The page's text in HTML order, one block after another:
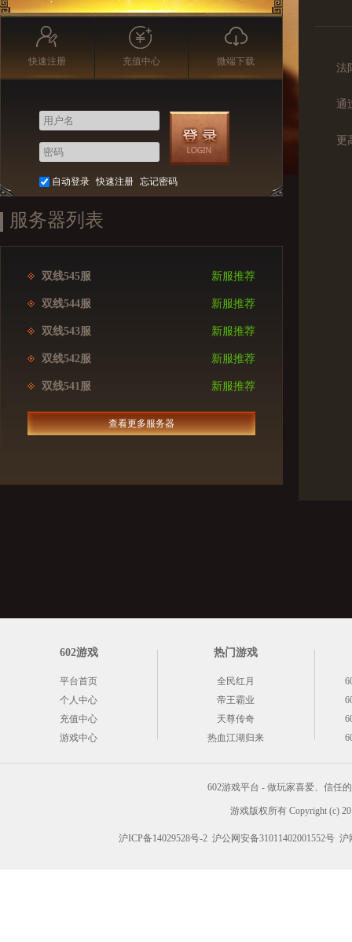
快速注册 充值中心 微端下载
自动登录 快速注册 忘记密码
服务器列表
双线545服 新服推荐
双线544服 新服推荐
双线543服 新服推荐
双线542服 新服推荐
双线541服 新服推荐
查看更多服务器
法
通
更
602游戏
平台首页
个人中心
充值中心
游戏中心
热门游戏
全民红月
帝王霸业
天尊传奇
热血江湖归来
602游戏平台 - 做玩家喜爱、信任
游戏版权所有 Copyright (c)
沪ICP备14029528号-2 沪公网安备31011402001552号 沪